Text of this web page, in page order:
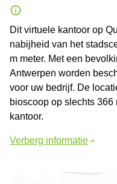
Dit virtuele kantoor op
nabijheid van het
m meter. Met een
Antwerpen worden
voor uw bedrijf. De
bioscoop op slechts 366
kantoor.
Verberg informatie